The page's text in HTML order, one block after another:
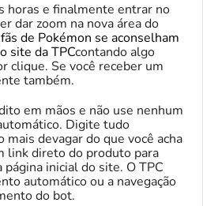
horas e finalmente entrar no
dar zoom na nova área do
de Pokémon se aconselham
site da TPCcontando algo
clique. Se você receber um
também.
em mãos e não use nenhum
Digite tudo
mais devagar do que você acha
link direto do produto para
inicial do site. O TPC
automático ou a navegação
do bot.